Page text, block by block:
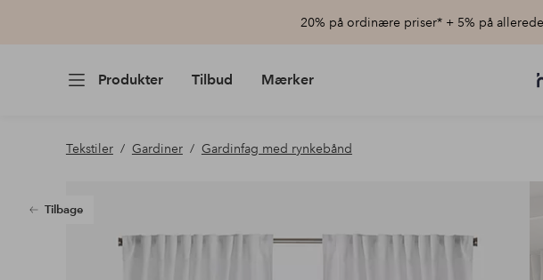
20% på ordinære priser* + 5% på
Produkter Tilbud Mærker
–
Tekstiler Gardiner Gardinfag med rynkebånd
Tilbage